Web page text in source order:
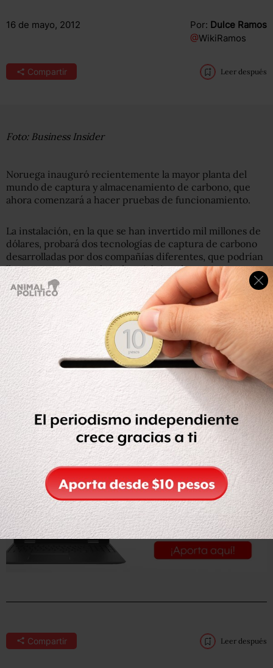
16 de mayo, 2012 Por: Dulce Ramos
@WikiRamos
Compartir Leer después
Foto: Business Insider
Noruega inauguró recientemente la mayor planta del
mundo de captura y almacenamiento de carbono, que
ahora comenzará a hacer pruebas de funcionamiento.
La instalación, en la que se han invertido mil millones de
dólares, probará dos tecnologías de captura de carbono
desarrolladas por dos compañías diferentes, que podrían
llegar a usarse a escala industrial si se demuestra que son
rentables y seguras.
Lo que se quiere lograr con estas pruebas es conseguir
plantas de energía de gas y carbón que no emitan gases
con efecto invernadero.
Vea cómo funciona la instalación pionera eneste video
de BBC Mundo.
Compartir Leer después